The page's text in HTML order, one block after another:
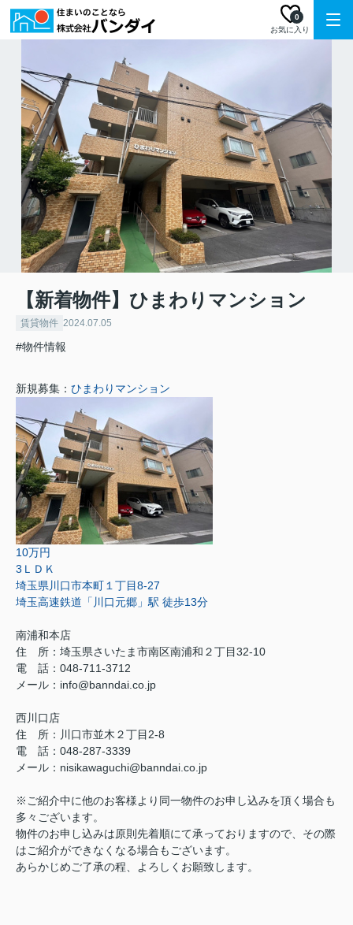
お気に入り
0
【新着物件】ひまわりマンション
賃貸物件 2024.07.05
#物件情報
新規募集： ひまわりマンション
10万円
3ＬＤＫ
埼玉県川口市本町１丁目8-27
埼玉高速鉄道「川口元郷」駅 徒歩13分
南浦和本店
住 所： 埼玉県さいたま市南区南浦和２丁目32-10
電 話：048-711-3712
メール： info@banndai.co.jp
西川口店
住 所： 川口市並木２丁目2-8
電 話：048-287-3339
メール ： nisikawaguchi@banndai.co.jp
※ご紹介中に他のお客様より同一物件のお申し込みを頂く場合も
多々ございます。
物件のお申し込みは原則先着順にて承っておりますので、その際
はご紹介ができなくなる場合もございます。
あらかじめご了承の程、よろしくお願致します。